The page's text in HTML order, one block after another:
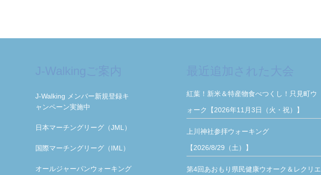
J-Walking メンバー新規登録キ
ャンペーン実施中
日本マーチングリーグ（JML）
国際マーチングリーグ（IML）
オールジャーパンウォーキング
紅葉！新米＆特産物食べつくし！只見町ウ
ォーク【2026年11月3日（火・祝）】
上川神社参拝ウォーキング
【2026/8/29（土）】
第4回あおもり県民健康ウオーク＆レクリエ